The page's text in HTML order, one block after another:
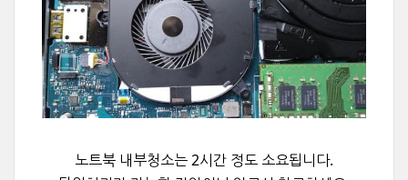
노트북 내부청소는 2시간 정도 소요됩니다.